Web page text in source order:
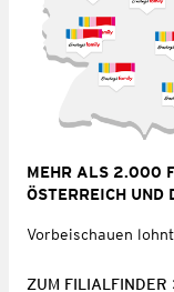
MEHR ALS 2.000
ÖSTERREICH UND
Vorbeischauen
ZUM FILIALFINDER